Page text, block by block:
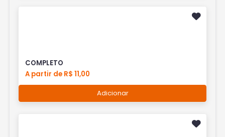
COMPLETO
A partir de R$ 11,00
Adicionar